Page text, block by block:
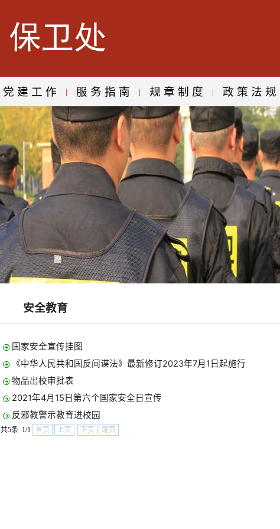
党建工作 | 服务指南 | 规章制度 | 政策法规
安全教育
国家安全宣传挂图
《中华人民共和国反间谍法》最新修订2023年7月1日起施行
物品出校审批表
2021年4月15日第六个国家安全日宣传
反邪教警示教育进校园
共5条 1/1 首页 上页 下页 尾页